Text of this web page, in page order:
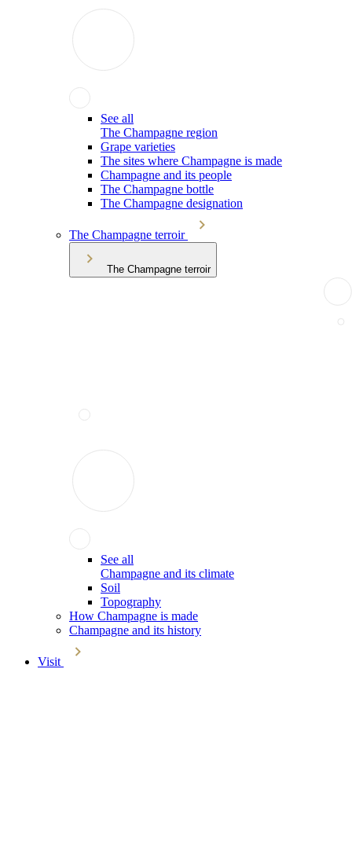
See all
The Champagne region
Grape varieties
The sites where Champagne is made
Champagne and its people
The Champagne bottle
The Champagne designation
The Champagne terroir
The Champagne terroir
See all
Champagne and its climate
Soil
Topography
How Champagne is made
Champagne and its history
Visit